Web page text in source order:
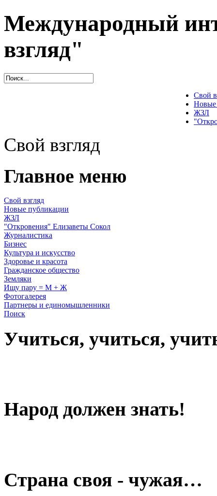
Международный
взгляд"
Свой
Новые
ЖЗЛ
Свой взгляд
Главное меню
Свой взгляд
Новые публикации
ЖЗЛ
"Откровения" Елизаветы Сокол
Журналистика
Бизнес
Культура и искусство
Здоровье и красота
Гражданское общество
Земляки
Ищу пару = М + Ж
Фотогалерея
Партнеры и единомышленники
Поиск
Учиться, учиться,
Народ должен знать!
Страна своя - чужая…